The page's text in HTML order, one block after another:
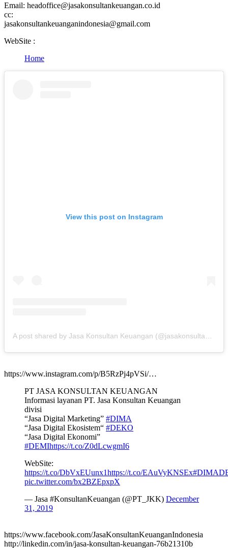
Email: headoffice@jasakonsultankeuangan.co.id
cc:
jasakonsultankeuanganindonesia@gmail.com
WebSite :
Home
View this post on Instagram
https://www.instagram.com/p/B5RzPj4pVSi/…
PT JASA KONSULTAN KEUANGAN
Informasi layanan PT. Jasa Konsultan Keuangan
divisi
“Jasa Digital Marketing” #DIMA
“Jasa Digital Ekosistem“ #DEKO
“Jasa Digital Ekonomi”
#DEMIhttps://t.co/Z0dLcwgmI6
WebSite:
https://t.co/DbVxEUunx1https://t.co/EAuVyKNSEx
pic.twitter.com/bx2BZEpxpX
— Jasa #KonsultanKeuangan (@PT_JKK) December
31, 2019
https://www.facebook.com/JasaKonsultanKeuanganIndonesia
http://linkedin.com/in/jasa-konsultan-keuangan-76b21310b